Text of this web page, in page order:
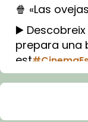
🍿 «Las
▶️
prepara una
est
Imatge:
View on Facebook ·